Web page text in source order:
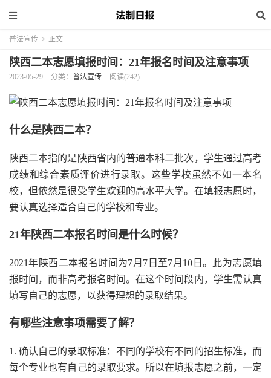
普法宣传 > 正文
陕西二本志愿填报时间：21年报名时间及注意事项
2023-05-29 分类： 普法宣传 阅读(242)
什么是陕西二本？
陕西二本指的是陕西省内的普通本科二批次，学生通过高考
成绩和综合素质评价进行录取。这些学校虽然不如一本名
校，但依然是很受学生欢迎的高水平大学。在填报志愿时，
要认真选择适合自己的学校和专业。
21年陕西二本报名时间是什么时候？
2021年陕西二本报名时间为7月7日至7月10日。此为志愿填
报时间，而非高考报名时间。在这个时间段内，学生需认真
填写自己的志愿，以获得理想的录取结果。
有哪些注意事项需要了解？
1. 确认自己的录取标准：不同的学校有不同的招生标准，而
每个专业也有自己的录取要求。所以在填报志愿之前，一定